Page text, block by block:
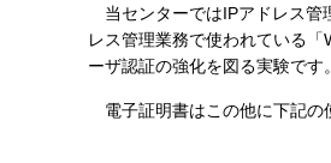
当センターではIPアドレス管
レス管理業務で使われている
ーザ認証の強化を図る実験です。
電子証明書はこの他に下記の